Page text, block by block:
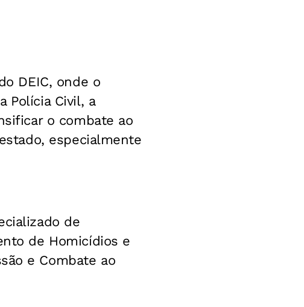
DEIC, onde o
Polícia Civil, a
o combate ao
especialmente
de
de Homicídios e
e Combate ao